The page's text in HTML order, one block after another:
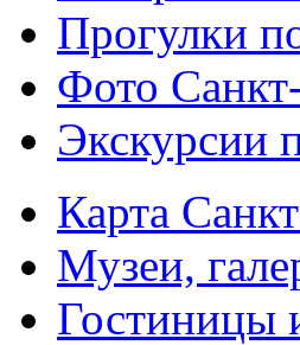
Прогулки
Фото
Экскурсии
Карта
Музеи,
Гостиницы